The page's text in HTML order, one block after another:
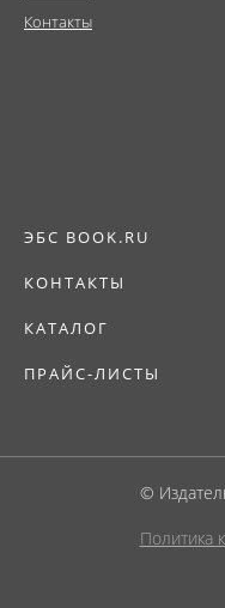
Контакты
ЭБС BOOK.RU
КОНТАКТЫ
КАТАЛОГ
ПРАЙС-ЛИСТЫ
©
Политика